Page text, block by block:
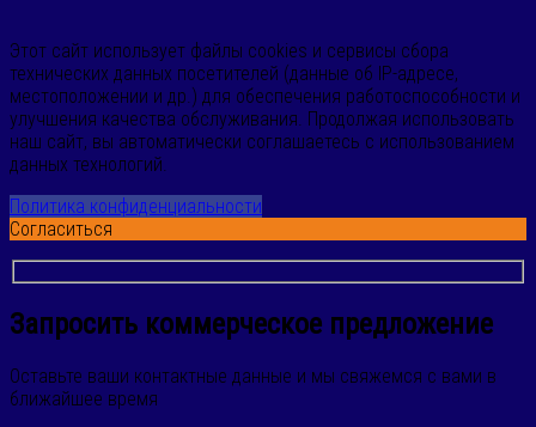
Этот сайт использует файлы cookies и сервисы сбора
технических данных посетителей (данные об IP-адресе,
местоположении и др.) для обеспечения работоспособности и
улучшения качества обслуживания. Продолжая использовать
наш сайт, вы автоматически соглашаетесь с использованием
данных технологий.
Политика конфиденциальности
Согласиться
Запросить коммерческое предложение
Оставьте ваши контактные данные и мы свяжемся с вами в
ближайшее время